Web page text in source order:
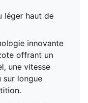
léger haut de
innovante
offrant un
une vitesse
sur longue